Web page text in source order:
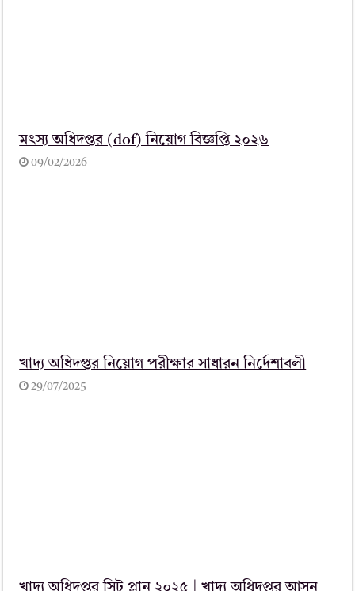
মৎস্য অধিদপ্তর (dof) নিয়োগ বিজ্ঞপ্তি ২০২৬
09/02/2026
খাদ্য অধিদপ্তর নিয়োগ পরীক্ষার সাধারন নির্দেশাবলী
29/07/2025
খাদ্য অধিদপ্তর সিট প্লান ২০২৫ | খাদ্য অধিদপ্তর আসন